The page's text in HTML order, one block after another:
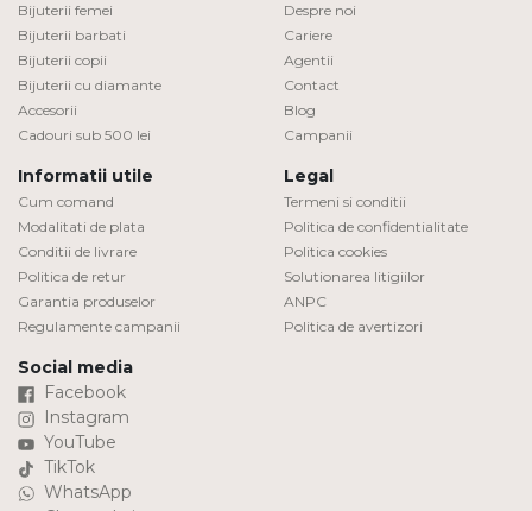
Bijuterii femei
Bijuterii barbati
Bijuterii copii
Bijuterii cu diamante
Accesorii
Cadouri sub 500 lei
Despre noi
Cariere
Agentii
Contact
Blog
Campanii
Informatii utile
Cum comand
Modalitati de plata
Conditii de livrare
Politica de retur
Garantia produselor
Regulamente campanii
Legal
Termeni si conditii
Politica de confidentialitate
Politica cookies
Solutionarea litigiilor
ANPC
Politica de avertizori
Social media
Facebook
Instagram
YouTube
TikTok
WhatsApp